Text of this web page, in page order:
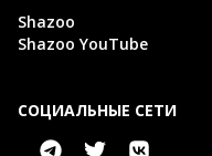
Shazoo
Shazoo YouTube
СОЦИАЛЬНЫЕ СЕТИ